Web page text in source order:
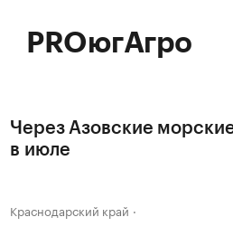
PROюгАгро
Через Азовские
в июле
Краснодарский край